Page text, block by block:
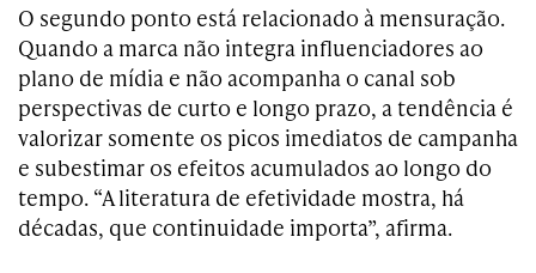
O segundo ponto está relacionado à mensuração.
Quando a marca não integra influenciadores ao
plano de mídia e não acompanha o canal sob
perspectivas de curto e longo prazo, a tendência é
valorizar somente os picos imediatos de campanha
e subestimar os efeitos acumulados ao longo do
tempo. “A literatura de efetividade mostra, há
décadas, que continuidade importa”, afirma.